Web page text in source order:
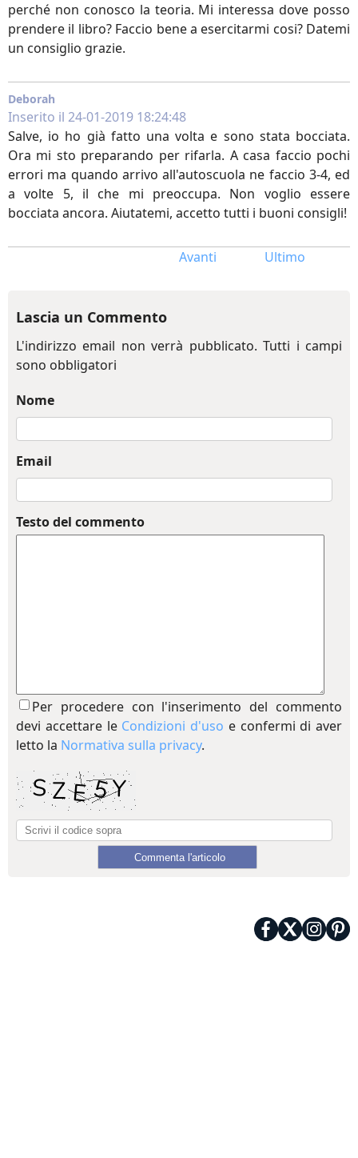
perché non conosco la teoria. Mi interessa dove posso
prendere il libro? Faccio bene a esercitarmi cosi? Datemi
un consiglio grazie.
Deborah
Inserito il 24-01-2019 18:24:48
Salve, io ho già fatto una volta e sono stata bocciata.
Ora mi sto preparando per rifarla. A casa faccio pochi
errori ma quando arrivo all'autoscuola ne faccio 3-4, ed
a volte 5, il che mi preoccupa. Non voglio essere
bocciata ancora. Aiutatemi, accetto tutti i buoni consigli!
Avanti Ultimo
Lascia un Commento
L'indirizzo email non verrà pubblicato. Tutti i campi
sono obbligatori
Nome
Email
Testo del commento
Per procedere con l'inserimento del commento
devi accettare le Condizioni d'uso e confermi di aver
letto la Normativa sulla privacy.